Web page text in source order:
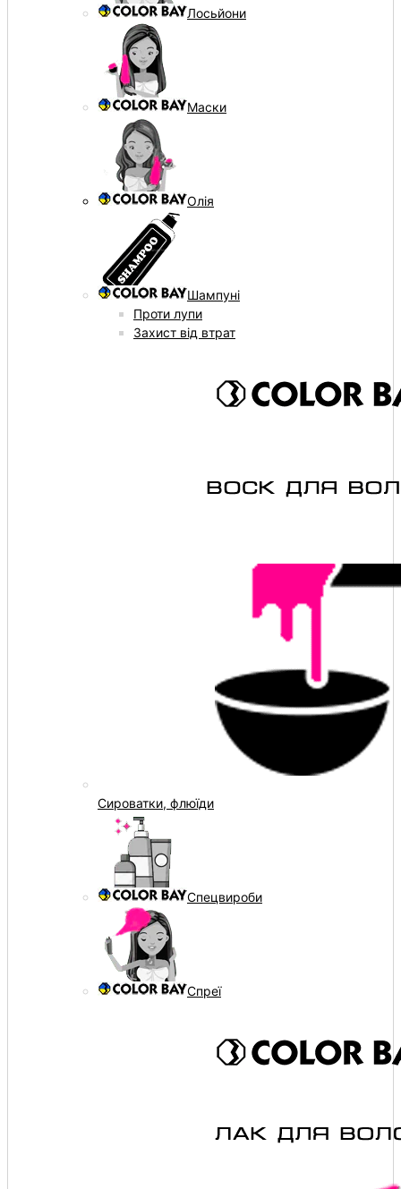
Лосьйони
Маски
Олія
Шампуні
Проти лупи
Захист від втрат
Сироватки, флюїди
Спецвироби
Спреї